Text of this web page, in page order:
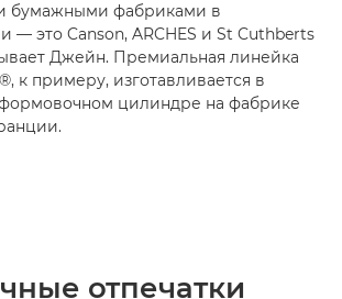
бумажными фабриками в
— это Canson, ARCHES и St Cuthberts
Джейн. Премиальная линейка
к примеру, изготавливается в
цилиндре на фабрике
отпечатки